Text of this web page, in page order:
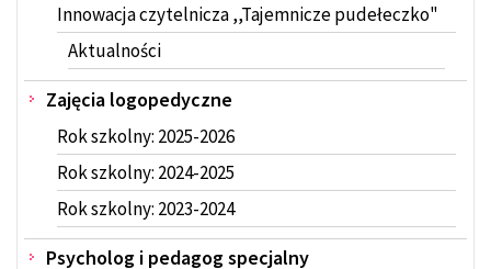
Innowacja czytelnicza ,,Tajemnicze pudełeczko"
Aktualności
Zajęcia logopedyczne
Rok szkolny: 2025-2026
Rok szkolny: 2024-2025
Rok szkolny: 2023-2024
Psycholog i pedagog specjalny